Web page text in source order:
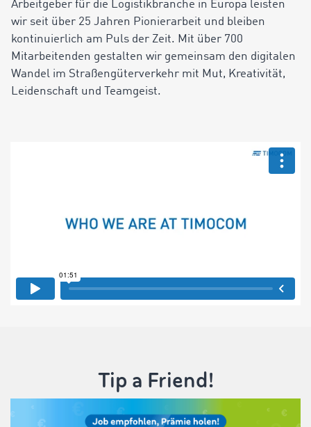
Arbeitgeber für die Logistikbranche in Europa leisten
wir seit über 25 Jahren Pionierarbeit und bleiben
kontinuierlich am Puls der Zeit. Mit über 700
Mitarbeitenden gestalten wir gemeinsam den digitalen
Wandel im Straßengüterverkehr mit Mut, Kreativität,
Leidenschaft und Teamgeist.
Tip a Friend!